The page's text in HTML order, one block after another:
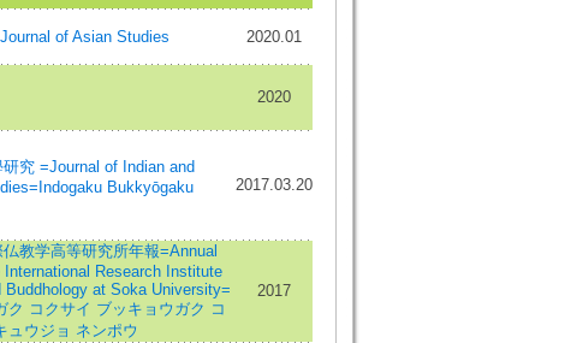
of Asian Studies 2020.01
2020
究 =Journal of Indian and
Bukkyōgaku
2017.03.20
教学高等研究所年報=Annual
International Research Institute
Buddhology at Soka University=
ク コクサイ ブッキョウガク コ
ュウジョ ネンポウ
2017